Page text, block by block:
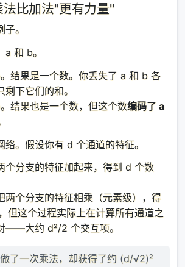
比加法"更有力量"
。
和 b。
结果是一个数。你丢失了 a 和 b 各
剩下它们的和。
结果也是一个数，但这个数编码了 a
络。假设你有 d 个通道的特征。
个分支的特征加起来，得到 d 个数
两个分支的特征相乘（元素级），得
但这个过程实际上在计算所有通道之
——大约 d²/2 个交互项。
了一次乘法，却获得了约 (d/√2)²